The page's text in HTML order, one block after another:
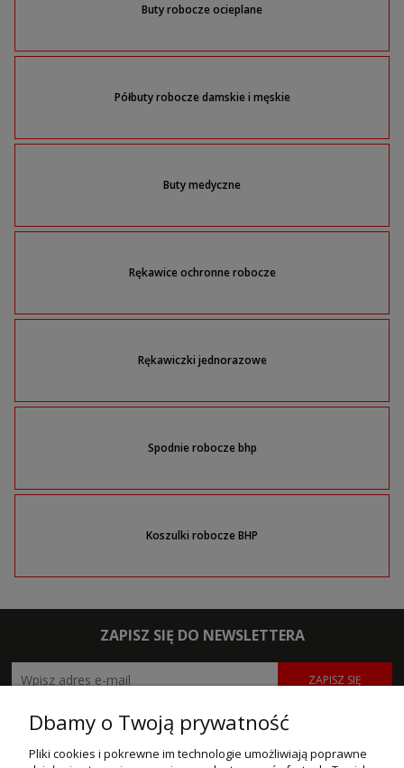
Buty robocze ocieplane
Półbuty robocze damskie i męskie
Buty medyczne
Rękawice ochronne robocze
Rękawiczki jednorazowe
Spodnie robocze bhp
Koszulki robocze BHP
ZAPISZ SIĘ DO NEWSLETTERA
ZAPISZ SIĘ
POMOC
Dbamy o Twoją prywatność
Pliki cookies i pokrewne im technologie umożliwiają poprawne